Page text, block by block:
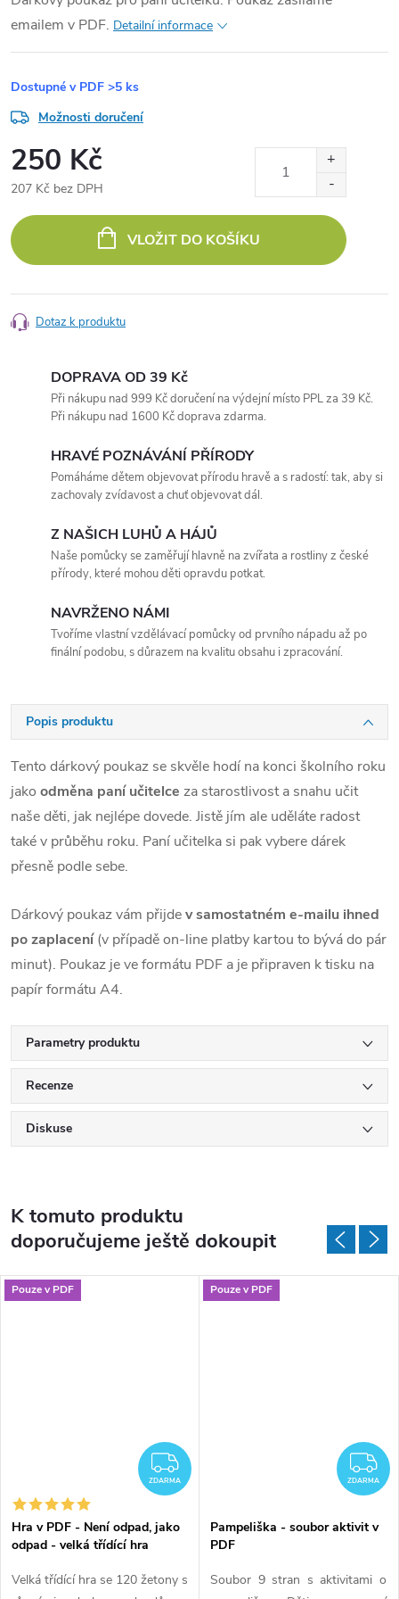
emailem v PDF. Detailní informace
Dostupné v PDF >5 ks
Možnosti doručení
250 Kč
207 Kč bez DPH
cena:
VLOŽIT DO KOŠÍKU
Dotaz k produktu
DOPRAVA OD 39 Kč
Při nákupu nad 999 Kč doručení na výdejní místo PPL za 39 Kč.
Při nákupu nad 1600 Kč doprava zdarma.
HRAVÉ POZNÁVÁNÍ PŘÍRODY
Pomáháme dětem objevovat přírodu hravě a s radostí: tak, aby si
zachovaly zvídavost a chuť objevovat dál.
Z NAŠICH LUHŮ A HÁJŮ
Naše pomůcky se zaměřují hlavně na zvířata a rostliny z české
přírody, které mohou děti opravdu potkat.
NAVRŽENO NÁMI
Tvoříme vlastní vzdělávací pomůcky od prvního nápadu až po
finální podobu, s důrazem na kvalitu obsahu i zpracování.
Popis produktu
Tento dárkový poukaz se skvěle hodí na konci školního roku
jako odměna paní učitelce za starostlivost a snahu učit
naše děti, jak nejlépe dovede. Jistě jím ale uděláte radost
také v průběhu roku. Paní učitelka si pak vybere dárek
přesně podle sebe.
Dárkový poukaz vám přijdev samostatném e-mailu ihned
po zaplacení(v případě on-line platby kartou to bývá do pár
minut). Poukaz je ve formátu PDF a je připraven k tisku na
papír formátu A4.
Parametry produktu
Recenze
Diskuse
K tomuto produktu
doporučujeme ještě dokoupit
Pouze v PDF
ZDARMA
ZDARMA
Hra v PDF - Není odpad, jako
odpad - velká třídící hra
Velká třídící hra se 120 žetony s
Pouze v PDF
ZDARMA
Pampeliška - soubor aktivit v
PDF
Soubor 9 stran s aktivitami o